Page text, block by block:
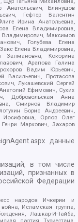
Блинушов
Гефтер Валентин
Ирина Анатольевна,
Елена Владимировна,
Владимирович, Максимов
Голубева Елена
Елена Владимировна,
Залмановна, Кокорина
Арапова Галина
Вадим Юрьевич,
Васильевич, Протасова
Лукашевский Сергей
Ефимович, Сухих
Добровольская Анна
Смирнов Владимир
Борис Андреевич,
Иосифовна, Орлов Олег
Маркович, Захаров
данные
в том числе
признанных в
Федерации
народов Ичкерии и
Исламская группа,
Лашкар-И-Тайба,
партия Туркестана,